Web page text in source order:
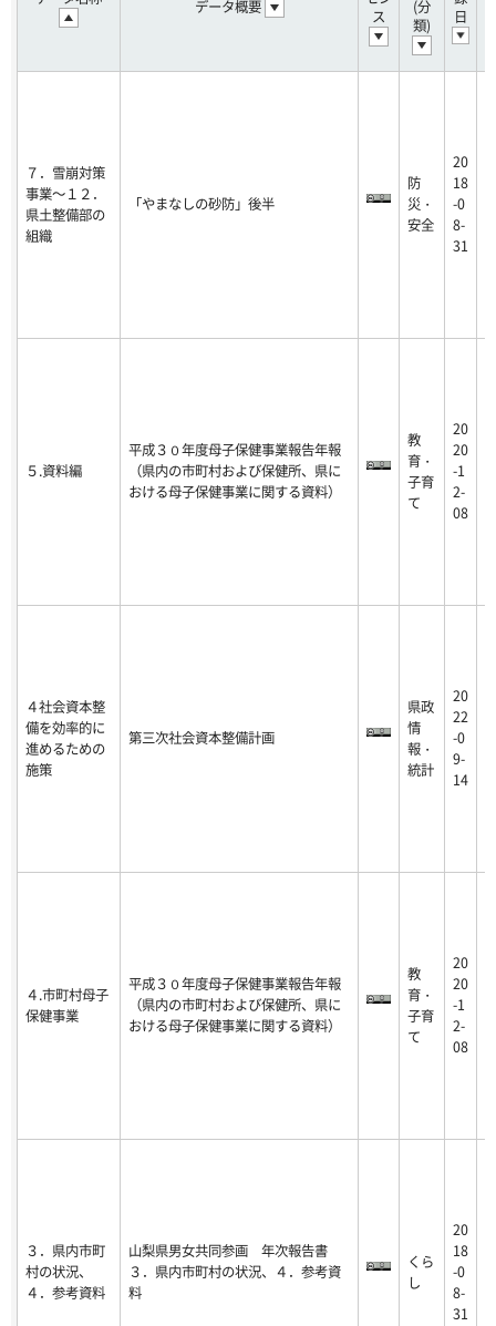
データ概要
ス
(分
類)
日
７．雪崩対策
事業～１２．
県土整備部の
組織
「やまなしの砂防」後半
防
災・
安全
20
18
-0
8-
31
５.資料編
平成３０年度母子保健事業報告年報
（県内の市町村および保健所、県に
おける母子保健事業に関する資料）
教
育・
子育
て
20
20
-1
2-
08
４社会資本整
備を効率的に
進めるための
施策
第三次社会資本整備計画
県政
情
報・
統計
20
22
-0
9-
14
４.市町村母子
保健事業
平成３０年度母子保健事業報告年報
（県内の市町村および保健所、県に
おける母子保健事業に関する資料）
教
育・
子育
て
20
20
-1
2-
08
３．県内市町
村の状況、
４．参考資料
山梨県男女共同参画 年次報告書
３．県内市町村の状況、４．参考資
料
くら
し
20
18
-0
8-
31